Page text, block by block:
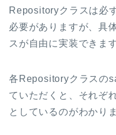
Repositoryクラスは必
必要がありますが、具
スが自由に実装できます
各Repositoryクラスの
ていただくと、それぞ
としているのがわかり